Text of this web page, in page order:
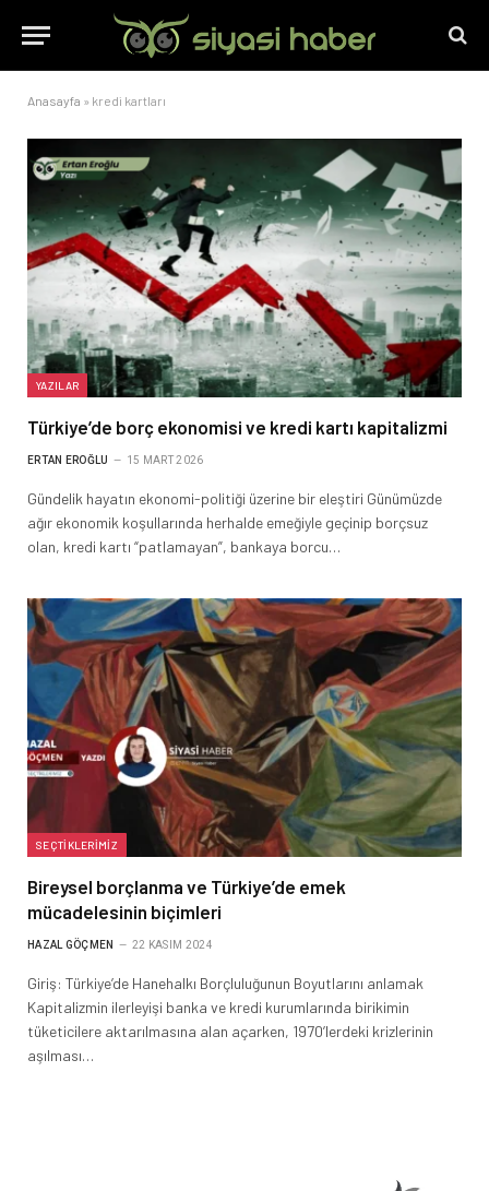
Anasayfa » kredi kartları
YAZILAR
Türkiye’de borç ekonomisi ve kredi kartı kapitalizmi
ERTAN EROĞLU 15 MART 2026
Gündelik hayatın ekonomi-politiği üzerine bir eleştiri Günümüzde
ağır ekonomik koşullarında herhalde emeğiyle geçinip borçsuz
olan, kredi kartı “patlamayan”, bankaya borcu…
SEÇTIKLERIMIZ
Bireysel borçlanma ve Türkiye’de emek
mücadelesinin biçimleri
HAZAL GÖÇMEN 22 KASIM 2024
Giriş: Türkiye’de Hanehalkı Borçluluğunun Boyutlarını anlamak
Kapitalizmin ilerleyişi banka ve kredi kurumlarında birikimin
tüketicilere aktarılmasına alan açarken, 1970’lerdeki krizlerinin
aşılması…